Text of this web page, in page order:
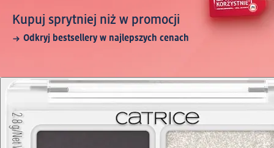
Kupuj sprytniej niż w promocji
Odkryj bestsellery w najlepszych cenach